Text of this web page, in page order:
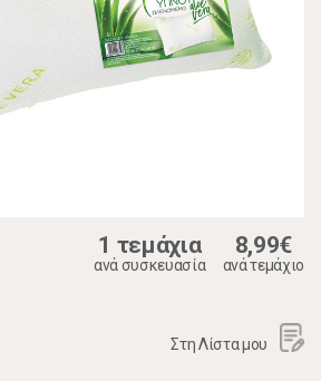
1 τεμάχια
ανά συσκευασία
8,99€
ανά τεμάχιο
Στη Λίστα μου